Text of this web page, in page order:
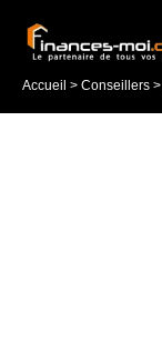
Accueil > Conseillers >